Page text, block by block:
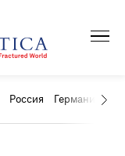
Россия Германия